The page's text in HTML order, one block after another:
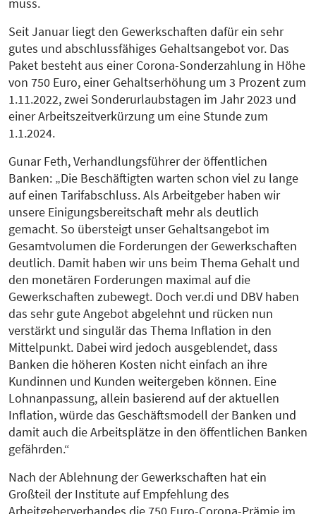
Seit Januar liegt den Gewerkschaften dafür ein sehr
gutes und abschlussfähiges Gehaltsangebot vor. Das
Paket besteht aus einer Corona-Sonderzahlung in Höhe
von 750 Euro, einer Gehaltserhöhung um 3 Prozent zum
1.11.2022, zwei Sonderurlaubstagen im Jahr 2023 und
einer Arbeitszeitverkürzung um eine Stunde zum
1.1.2024.
Gunar Feth, Verhandlungsführer der öffentlichen
Banken: „Die Beschäftigten warten schon viel zu lange
auf einen Tarifabschluss. Als Arbeitgeber haben wir
unsere Einigungsbereitschaft mehr als deutlich
gemacht. So übersteigt unser Gehaltsangebot im
Gesamtvolumen die Forderungen der Gewerkschaften
deutlich. Damit haben wir uns beim Thema Gehalt und
den monetären Forderungen maximal auf die
Gewerkschaften zubewegt. Doch ver.di und DBV haben
das sehr gute Angebot abgelehnt und rücken nun
verstärkt und singulär das Thema Inflation in den
Mittelpunkt. Dabei wird jedoch ausgeblendet, dass
Banken die höheren Kosten nicht einfach an ihre
Kundinnen und Kunden weitergeben können. Eine
Lohnanpassung, allein basierend auf der aktuellen
Inflation, würde das Geschäftsmodell der Banken und
damit auch die Arbeitsplätze in den öffentlichen Banken
gefährden.“
Nach der Ablehnung der Gewerkschaften hat ein
Großteil der Institute auf Empfehlung des